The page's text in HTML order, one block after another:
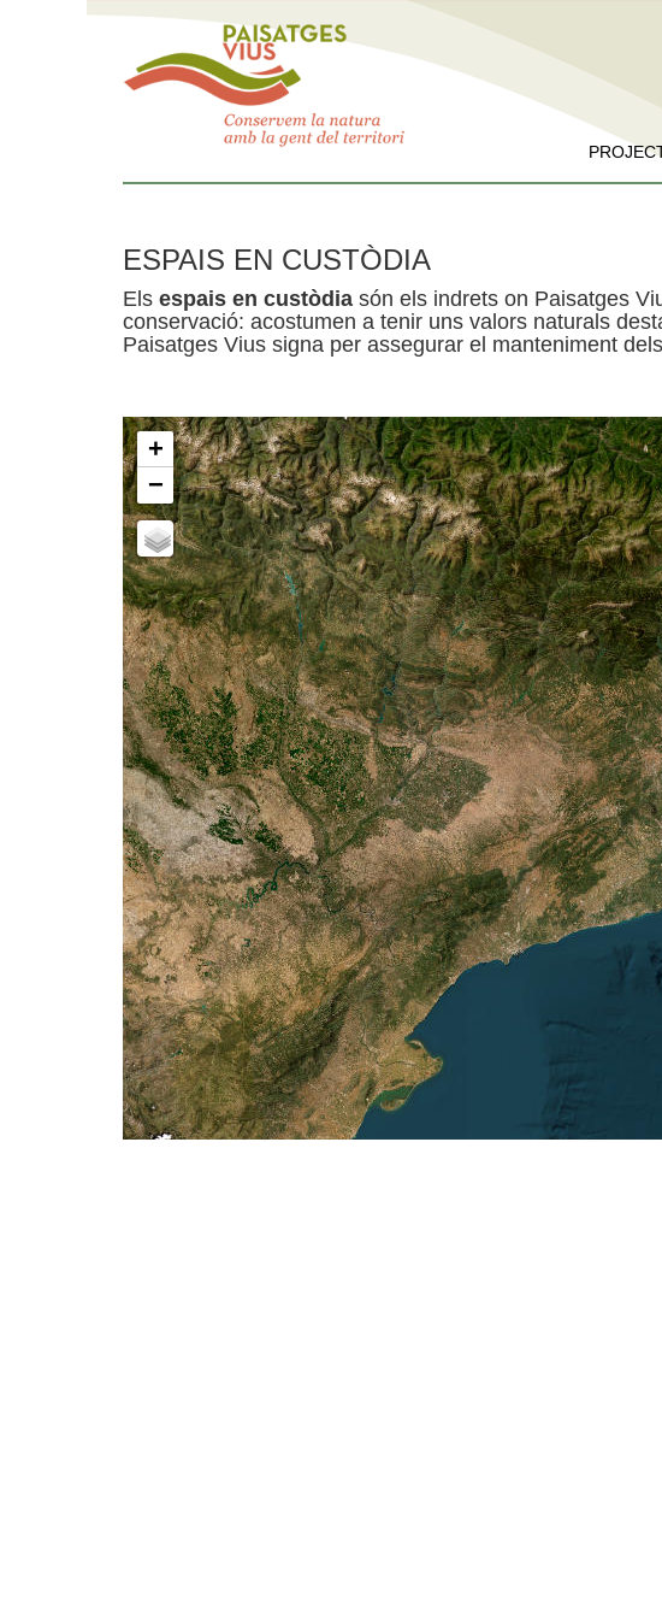
ESPAIS EN CUSTÒDIA
Els espais en custòdia són els indrets on Paisatges
conservació: acostumen a tenir uns valors naturals
Paisatges Vius signa per assegurar el manteniment
+
−